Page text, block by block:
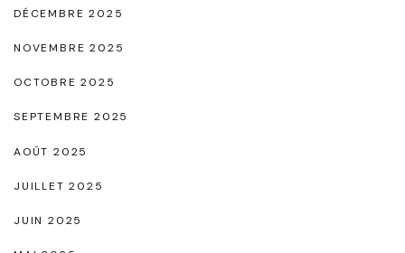
i
"
DÉCEMBRE 2025
NOVEMBRE 2025
OCTOBRE 2025
SEPTEMBRE 2025
AOÛT 2025
JUILLET 2025
JUIN 2025